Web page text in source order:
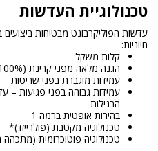
טכנולוגיית העדשות
עדשות הפוליקרבונט מבטיחות
חיוניות:
קלות משקל
הגנה מלאה מפני קרינת UV (100%)
עמידות מוגברת בפני שריטות
הרגילות
בהירות אופטית ברמה 1
טכנולוגיה מקטבת (פולרייזד)*
טכנולוגיה פוטוכרומית